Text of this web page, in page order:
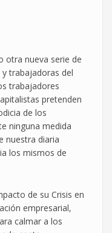
otra nueva serie de
trabajadoras del
trabajadores
pretenden
de los
ninguna medida
nuestra diaria
los mismos de
de su Crisis en
empresarial,
calmar a los